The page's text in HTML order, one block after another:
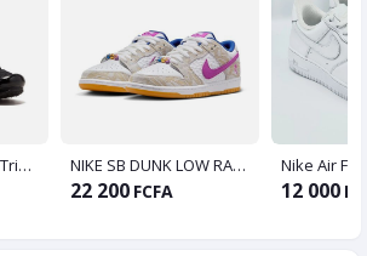
NIKE AIR MAX PLUS Triple Black NIKE SB DUNK LOW RAYSSA LEAL
22 200 FCFA 12 000